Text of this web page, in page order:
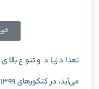
تعداد زیاد و تنوع